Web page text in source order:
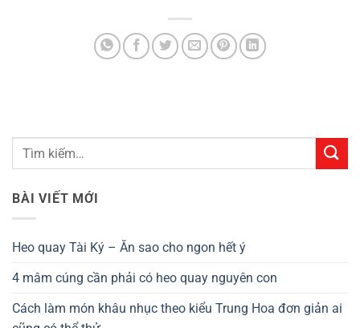
BÀI VIẾT MỚI
Heo quay Tài Ký – Ăn sao cho ngon hết ý
4 mâm cúng cần phải có heo quay nguyên con
Cách làm món khâu nhục theo kiểu Trung Hoa đơn giản ai